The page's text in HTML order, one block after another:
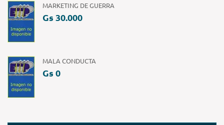
MARKETING DE GUERRA
Gs 30.000
MALA CONDUCTA
Gs 0